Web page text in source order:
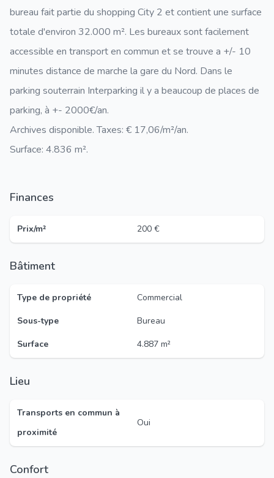
bureau fait partie du shopping City 2 et contient une surface
totale d'environ 32.000 m². Les bureaux sont facilement
accessible en transport en commun et se trouve a +/- 10
minutes distance de marche la gare du Nord. Dans le
parking souterrain Interparking il y a beaucoup de places de
parking, à +- 2000€/an.
Archives disponible. Taxes: € 17,06/m²/an.
Surface: 4.836 m².
Finances
Prix/m² 200 €
Bâtiment
Type de propriété
Commercial
Sous-type
Bureau
Surface
4.887 m²
Lieu
Transports en commun à
proximité
Oui
Confort